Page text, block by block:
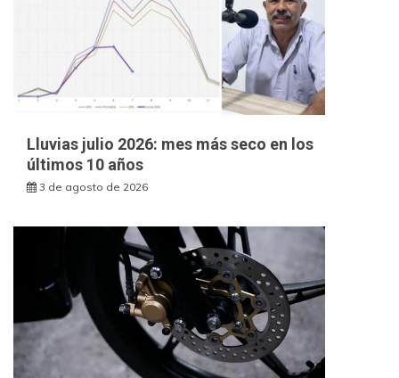
Lluvias julio 2026: mes más seco en los
últimos 10 años
3 de agosto de 2026